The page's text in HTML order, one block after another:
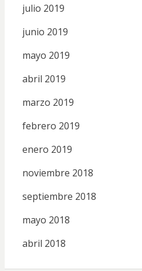
julio 2019
junio 2019
mayo 2019
abril 2019
marzo 2019
febrero 2019
enero 2019
noviembre 2018
septiembre 2018
mayo 2018
abril 2018